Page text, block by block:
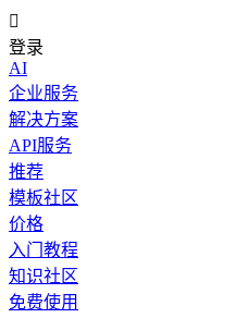

登录
AI
企业服务
解决方案
API服务
推荐
模板社区
价格
入门教程
知识社区
免费使用